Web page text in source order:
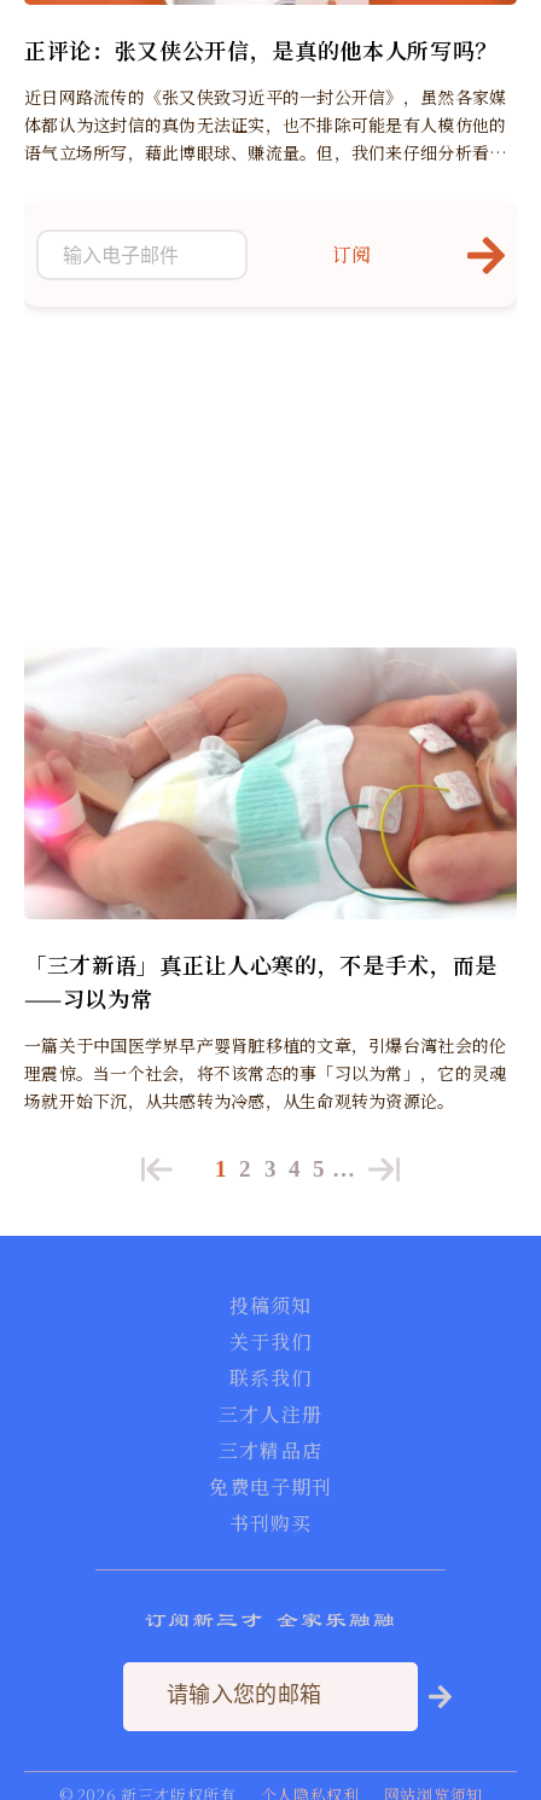
正评论：张又侠公开信，是真的他本人所写吗？
近日网路流传的《张又侠致习近平的一封公开信》，虽然各家媒
体都认为这封信的真伪无法证实，也不排除可能是有人模仿他的
语气立场所写，藉此博眼球、赚流量。但，我们来仔细分析看看
「三才新语」真正让人心寒的，不是手术，而是
——习以为常
一篇关于中国医学界早产婴肾脏移植的文章，引爆台湾社会的伦
理震惊。当一个社会，将不该常态的事「习以为常」，它的灵魂
场就开始下沉，从共感转为冷感，从生命观转为资源论。
订阅
1 2 3 4 5 …
投稿须知
关于我们
联系我们
三才人注册
三才精品店
免费电子期刊
书刊购买
订阅新三才 全家乐融融
© 2026 新三才版权所有 个人隐私权利 网站浏览须知